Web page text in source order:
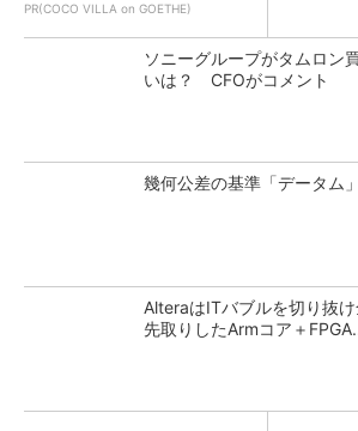
PR(COCO VILLA on GOETHE)
ソニーグループがタムロン
いは？ CFOがコメント
幾何公差の基準「データム
AlteraはITバブルを切り抜
先取りしたArmコア＋